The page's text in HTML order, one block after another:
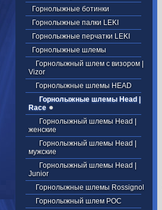
Горнолыжные ботинки
Горнолыжные палки LEKI
Горнолыжные перчатки LEKI
Горнолыжные шлемы
Горнолыжный шлем с визором |
Vizor
Горнолыжные шлемы HEAD
Горнолыжные шлемы Head |
Race
Горнолыжный шлемы Head |
женские
Горнолыжный шлемы Head |
мужские
Горнолыжный шлемы Head |
Junior
Горнолыжные шлемы Rossignol
Горнолыжный шлем POC